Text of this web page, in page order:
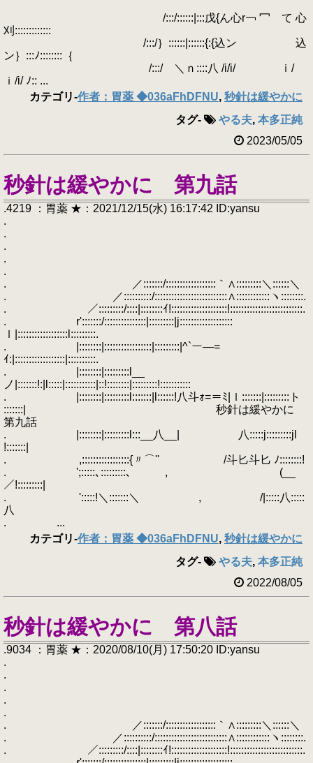
/:::/::::::|:::戊{ん心r￢ 冖 て 心
刈:::::::::::::
/:::/｝::::::|::::::{:{込ン 込
ン｝:::ﾉ::::::::｛
/:::/ ＼ｎ::::八 /i/i/ ｉ/
ｉ/i/ ﾉ:: ...
カテゴリ-作者：胃薬 ◆036aFhDFNU, 秒針は緩やかに
タグ- やる夫, 本多正純
2023/05/05
秒針は緩やかに 第九話
.4219 ：胃薬 ★：2021/12/15(水) 16:17:42 ID:yansu
.
.
.
.
.
. ／:::::::/::::::::::::::::::｀∧:::::::::＼::::::＼
. ／::::::::::/::::::::::::::::::::::::::∧::::::::::::ヽ::::::::.
. ／:::::::::/::::|::::::::ｲ!::::::::::::::::::::!::::::::::::::::::::::::::.
. r':::::::/:::::::::::::::|:::::::::|j:::::::::::::::::::
ｌ|::::::::::::::::::l:::::::::.
. |::::::::|:::::::::::::::::|:::::::::|^`ー―=
ｲ:|::::::::::::::::::|::::::::::.
. |::::::::|:::::::::l__
ノ|:::::::!:|l:::::|:::::::::::|::!::::::::|:::::::::!:::::::::::
. |::::::::|:::::::::l:::::::|l::::::!八斗ｫ=＝ﾐ|ｌ:::::::|:::::::::ト
:::::::| 秒針は緩やかに
第九話
. |::::::::|:::::::::l:::__八__| 八:::::j:::::::::jl
!:::::::|
. ,:::::::::::::::::{〃⌒'' /斗匕斗匕 ﾉ::::::::!
. ';:::::､:::::::::､ , (__
／!:::::::::|
. ':::::!＼:::::::＼ , /|:::::八:::::
八
. ...
カテゴリ-作者：胃薬 ◆036aFhDFNU, 秒針は緩やかに
タグ- やる夫, 本多正純
2022/08/05
秒針は緩やかに 第八話
.9034 ：胃薬 ★：2020/08/10(月) 17:50:20 ID:yansu
.
.
.
.
.
. ／:::::::/::::::::::::::::::｀∧:::::::::＼::::::＼
. ／::::::::::/::::::::::::::::::::::::::∧::::::::::::ヽ::::::::.
. ／:::::::::/::::|::::::::ｲ!::::::::::::::::::::!::::::::::::::::::::::::::.